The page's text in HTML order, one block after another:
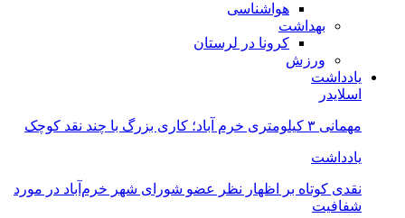
هواشناسی
بهداشت
کرونا در لرستان
ورزش
یادداشت
اسلایدر
مهمانی ۳ کیلومتری خرم آباد؛ کاری بزرگ با چند نقد کوچک
یادداشت
نقدی کوتاه بر اظهار نظر عضو شورای شهر خرم‌آباد در مورد
شفافیت